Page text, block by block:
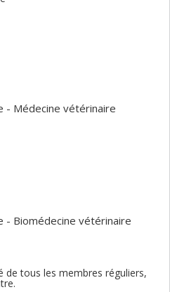
- Médecine vétérinaire
- Biomédecine vétérinaire
de tous les membres réguliers,